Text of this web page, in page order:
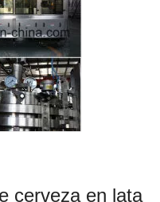
cerveza en lata